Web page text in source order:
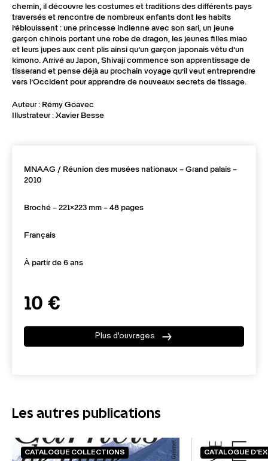
chemin, il découvre les costumes et traditions des différents pays
traversés et rencontre de nombreux enfants dont les habits
l’éblouissent : une princesse indienne avec son sari, un jeune
garçon chinois portant une robe de dragon, les jeunes filles miao
et leurs jupes aux cent plis ainsi qu’un garçon japonais vêtu d’un
kimono. Arrivé au Japon, Shivaji commence son apprentissage de
tisserand et pense déjà au prochain voyage qu’il veut entreprendre
vers l’Occident pour apprendre de nouveaux secrets de tissage.
Auteur : Rémy Goavec
Illustrateur : Xavier Besse
MNAAG / Réunion des musées nationaux – Grand palais –
2010
Broché – 221×223 mm – 48 pages
Français
À partir de 6 ans
10 €
Plus d'ouvrages
Les autres publications
CATALOGUE COLLECTIONS CATALOGUE